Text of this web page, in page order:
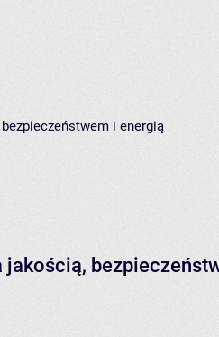
i energią
jakością,